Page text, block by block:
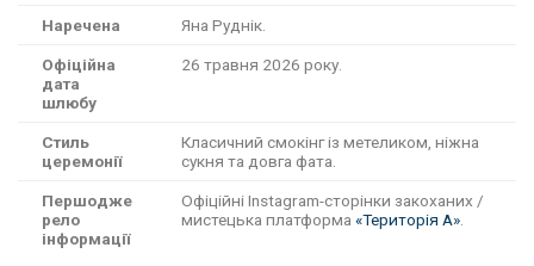
Наречена Яна Руднік.
Офіційна
дата
шлюбу
26 травня 2026 року.
Стиль
церемонії
Класичний смокінг із метеликом, ніжна
сукня та довга фата.
Першодже
рело
інформації
Офіційні Instagram-сторінки закоханих /
мистецька платформа «Територія А»